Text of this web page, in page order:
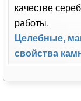
качестве
работы.
Целебные,
свойства